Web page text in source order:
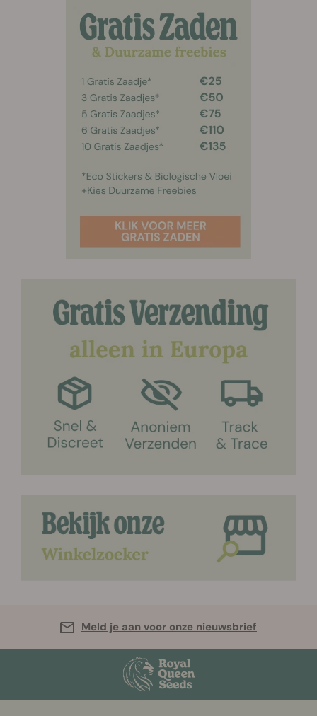
Meld je aan voor onze nieuwsbrief